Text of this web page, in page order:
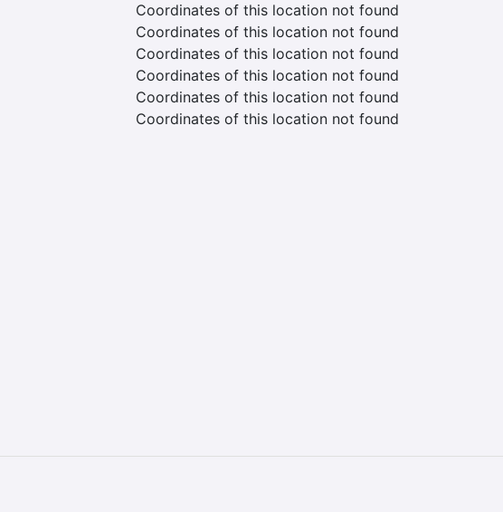
Coordinates of this location not found
Coordinates of this location not found
Coordinates of this location not found
Coordinates of this location not found
Coordinates of this location not found
Coordinates of this location not found